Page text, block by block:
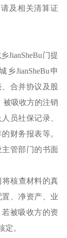
及相关清算证
JianSheBu门提
JianSheBu申
合并协议及股
被吸收方的注销
员社保记录、
财务报表等。
管部门的书面
将核查材料的真
、净资产、业
被吸收方的资
定。